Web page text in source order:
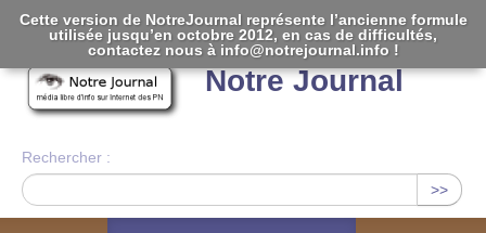
Notre Journal
Rechercher :
>>
Cette version de NotreJournal représente l’ancienne formule
utilisée jusqu’en octobre 2012, en cas de difficultés,
contactez nous à info@notrejournal.info !